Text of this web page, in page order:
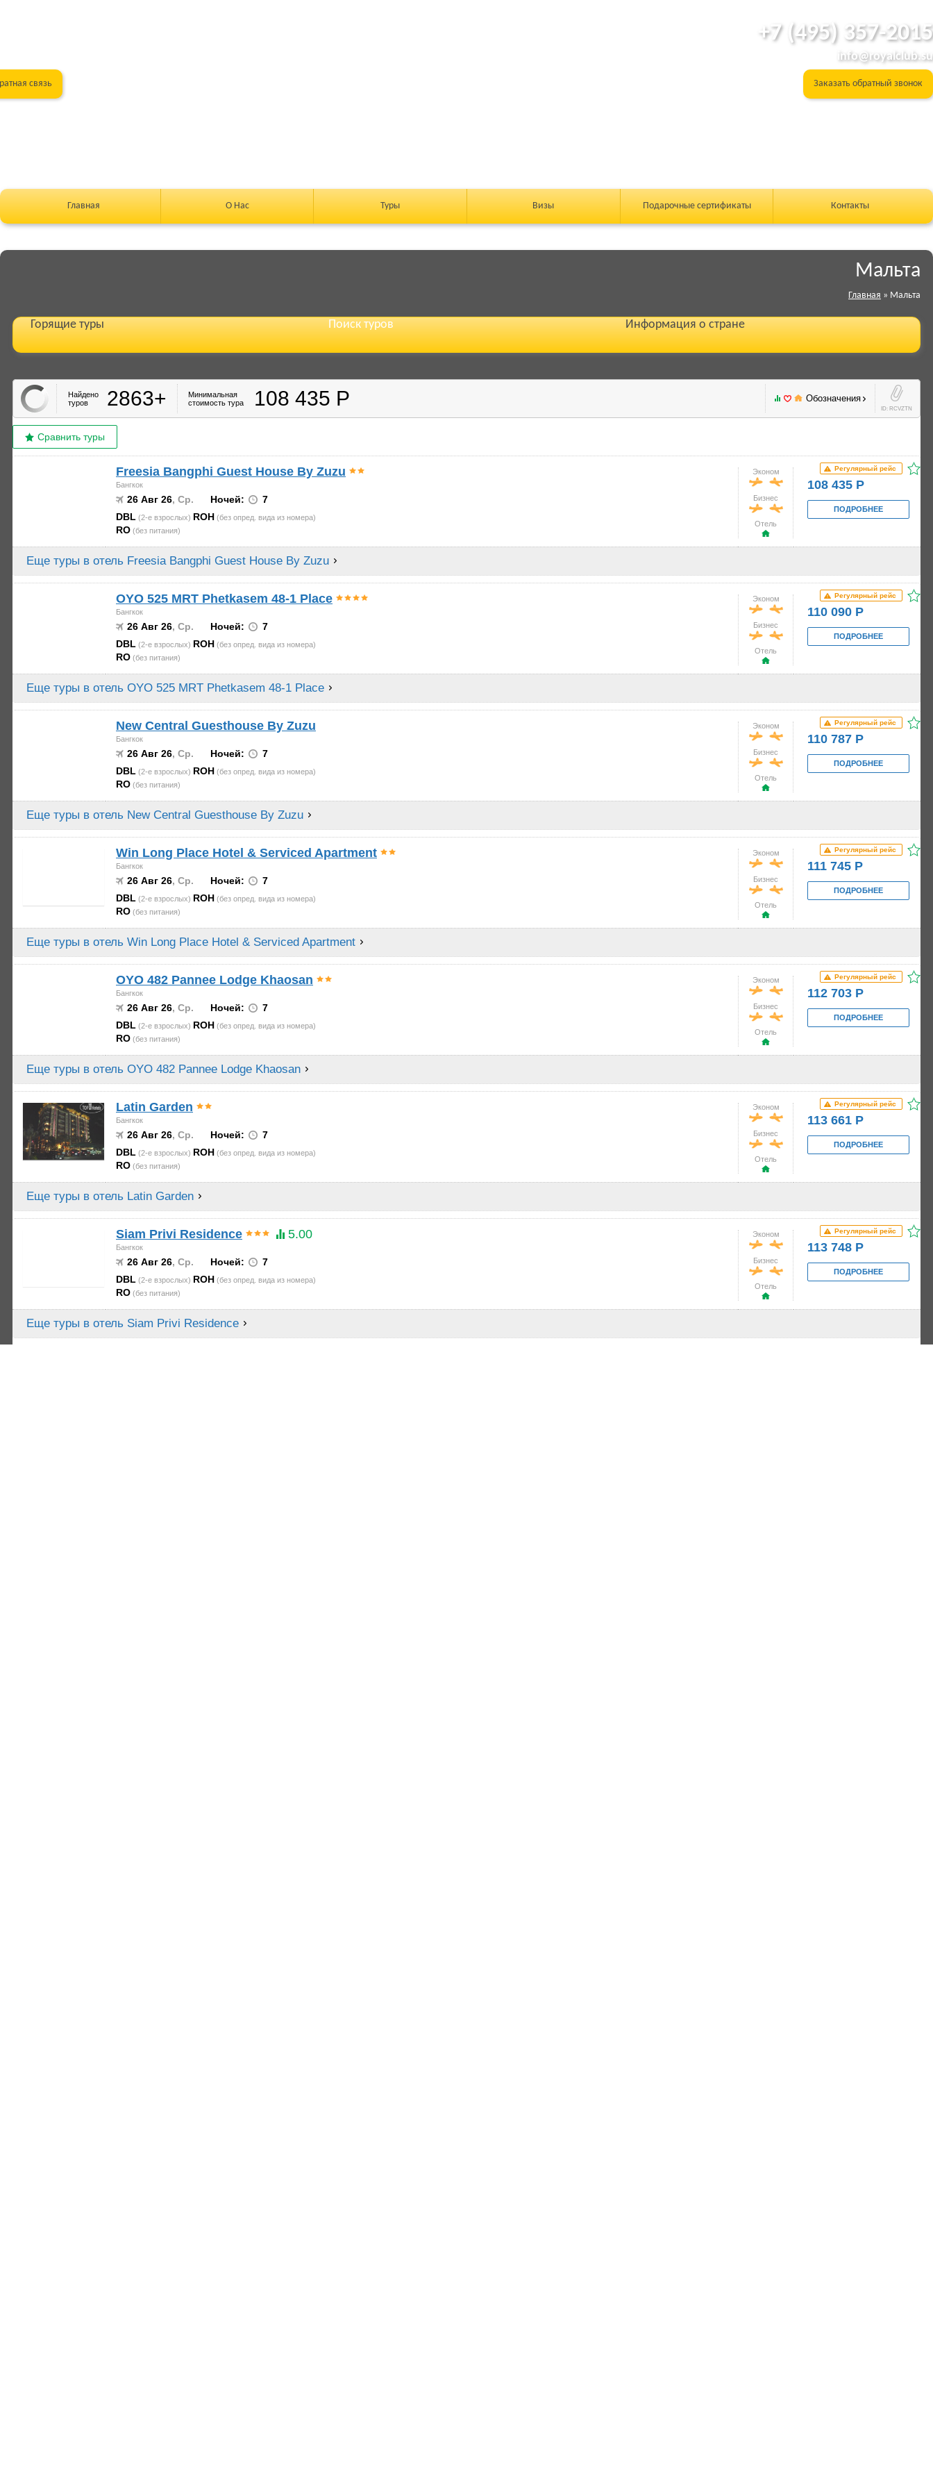
+7 (495) 357-2015
info@royalclub.su
Заказать обратный звонок
связь
Главная О Нас Туры Визы Подарочные сертификаты Контакты
Мальта
Главная » Мальта
Горящие туры Поиск туров Информация о стране